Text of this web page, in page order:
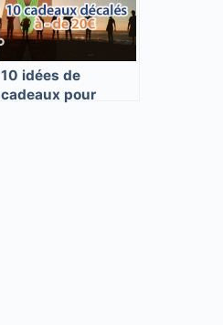
10 idées de
cadeaux pour